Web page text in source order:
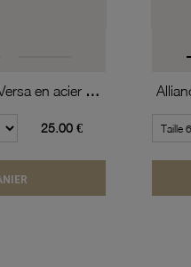
Bracelet jonc enfant Méli Versa en acier doré, 10mm
25.00 €